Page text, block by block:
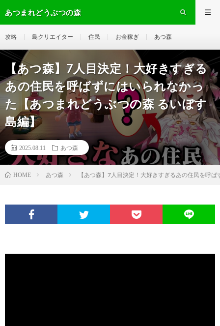
あつまれどうぶつの森
攻略 島クリエイター 住民 お金稼ぎ あつ森
【あつ森】7人目決定！大好きすぎる
あの住民を呼ばずにはいられなかっ
た【あつまれどうぶつの森 るいぼす
島編】
2025.08.11 あつ森
HOME あつ森 【あつ森】7人目決定！大好きすぎるあの住民を呼